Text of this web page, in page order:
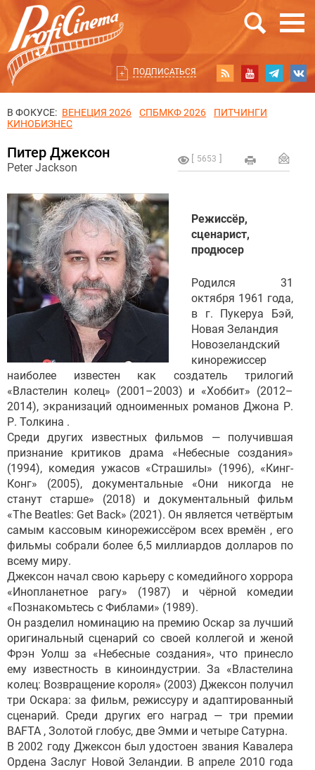
ПОДПИСАТЬСЯ
В ФОКУСЕ: ВЕНЕЦИЯ 2026 СПБМКФ 2026
ПИТЧИНГИ
КИНОБИЗНЕС
5653
Питер Джексон
Peter Jackson
Режиссёр,
сценарист,
продюсер
Родился 31
октября 1961 года,
в г. Пукеруа Бэй,
Новая Зеландия
Новозеландский
кинорежиссер
наиболее известен как создатель трилогий
«Властелин колец» (2001–2003) и «Хоббит» (2012–
2014), экранизаций одноименных романов Джона Р.
Р. Толкина .
Среди других известных фильмов — получившая
признание критиков драма «Небесные создания»
(1994), комедия ужасов «Страшилы» (1996), «Кинг-
Конг» (2005), документальные «Они никогда не
станут старше» (2018) и документальный фильм
«The Beatles: Get Back» (2021). Он является четвёртым
самым кассовым кинорежиссёром всех времён , его
фильмы собрали более 6,5 миллиардов долларов по
всему миру.
Джексон начал свою карьеру с комедийного хоррора
«Инопланетное рагу» (1987) и чёрной комедии
«Познакомьтесь с Фиблами» (1989).
Он разделил номинацию на премию Оскар за лучший
оригинальный сценарий со своей коллегой и женой
Фрэн Уолш за «Небесные создания», что принесло
ему известность в киноиндустрии. За «Властелина
колец: Возвращение короля» (2003) Джексон получил
три Оскара: за фильм, режиссуру и адаптированный
сценарий. Среди других его наград — три премии
BAFTA , Золотой глобус, две Эмми и четыре Сатурна.
В 2002 году Джексон был удостоен звания Кавалера
Ордена Заслуг Новой Зеландии. В апреле 2010 года